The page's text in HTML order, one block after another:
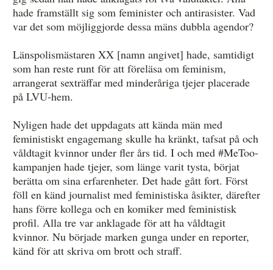
Pressbilder
Så behandlar vi dina personuppgifter
hade framställt sig som feminister och antirasister. Vad
var det som möjliggjorde dessa mäns dubbla agendor?
Länspolismästaren XX [namn angivet] hade, samtidigt
som han reste runt för att föreläsa om feminism,
arrangerat sexträffar med minderåriga tjejer placerade
på LVU-hem.
Nyligen hade det uppdagats att kända män med
feministiskt engagemang skulle ha kränkt, tafsat på och
våldtagit kvinnor under fler års tid. I och med #MeToo-
kampanjen hade tjejer, som länge varit tysta, börjat
berätta om sina erfarenheter. Det hade gått fort. Först
föll en känd journalist med feministiska åsikter, därefter
hans förre kollega och en komiker med feministisk
profil. Alla tre var anklagade för att ha våldtagit
kvinnor. Nu började marken gunga under en reporter,
känd för att skriva om brott och straff.